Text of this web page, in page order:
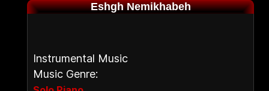
Eshgh Nemikhabeh
Instrumental Music
Music Genre: